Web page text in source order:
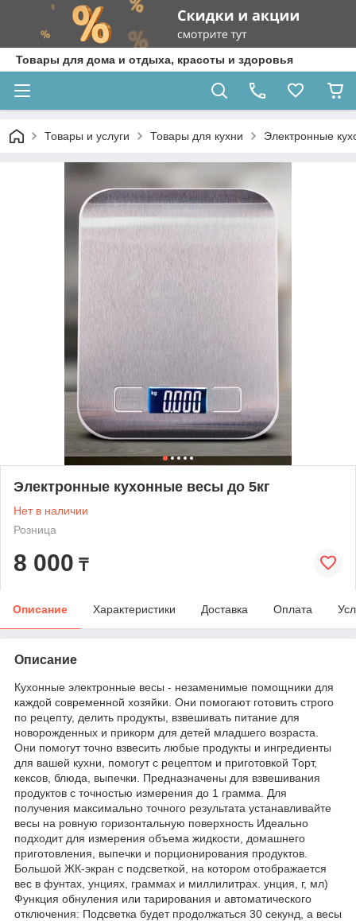
Товары для дома и отдыха, красоты и здоровья
Товары и услуги Товары для кухни Электронные
Электронные кухонные весы до 5кг
Нет в наличии
Розница
8 000 ₸
Описание Характеристики Доставка Оплата
Описание
Кухонные электронные весы - незаменимые помощники для
каждой современной хозяйки. Они помогают готовить строго
по рецепту, делить продукты, взвешивать питание для
новорожденных и прикорм для детей младшего возраста.
Они помогут точно взвесить любые продукты и ингредиенты
для вашей кухни, помогут с рецептом и приготовкой Торт,
кексов, блюда, выпечки. Предназначены для взвешивания
продуктов с точностью измерения до 1 грамма. Для
получения максимально точного результата устанавливайте
весы на ровную горизонтальную поверхность Идеально
подходит для измерения объема жидкости, домашнего
приготовления, выпечки и порционирования продуктов.
Большой ЖК-экран с подсветкой, на котором отображается
вес в фунтах, унциях, граммах и миллилитрах. унция, г, мл)
Функция обнуления или тарирования и автоматического
отключения: Подсветка будет продолжаться 30 секунд, а весы